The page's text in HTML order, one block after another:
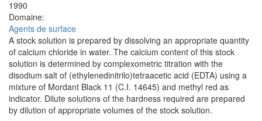
1990
Domaine:
Agents de surface
A stock solution is prepared by dissolving an appropriate quantity
of calcium chloride in water. The calcium content of this stock
solution is determined by complexometric titration with the
disodium salt of (ethylenedinitrilo)tetraacetic acid (EDTA) using a
mixture of Mordant Black 11 (C.I. 14645) and methyl red as
indicator. Dilute solutions of the hardness required are prepared
by dilution of appropriate volumes of the stock solution.